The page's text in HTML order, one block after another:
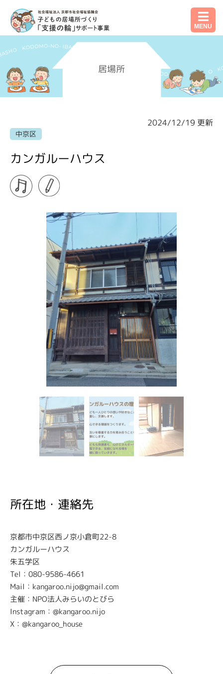
MENU
居場所
2024/12/19 更新
中京区
カンガルーハウス
所在地・連絡先
京都市中京区西ノ京小倉町22-8
カンガルーハウス
朱五学区
Tel ：080-9586-4661
Mail：kangaroo.nijo@gmail.com
主催：NPO法人みらいのとびら
Instagram：@kangaroo.nijo
X：@kangaroo_house